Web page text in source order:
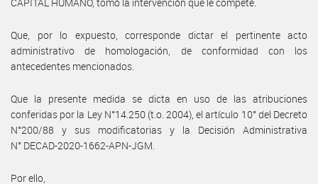
Que, por lo expuesto, corresponde dictar el pertinente acto
administrativo de homologación, de conformidad con los
antecedentes mencionados.
Que la presente medida se dicta en uso de las atribuciones
conferidas por la Ley N°14.250 (t.o. 2004), el artículo 10° del Decreto
N°200/88 y sus modificatorias y la Decisión Administrativa
N° DECAD-2020-1662-APN-JGM.
Por ello,